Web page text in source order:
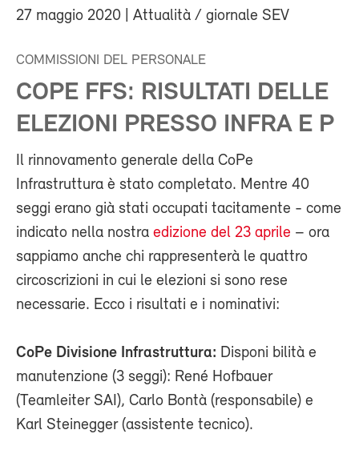
27 maggio 2020 | Attualità / giornale SEV
COMMISSIONI DEL PERSONALE
COPE FFS: RISULTATI DELLE
ELEZIONI PRESSO INFRA E P
Il rinnovamento generale della CoPe
Infrastruttura è stato completato. Mentre 40
seggi erano già stati occupati tacitamente - come
indicato nella nostra edizione del 23 aprile – ora
sappiamo anche chi rappresenterà le quattro
circoscrizioni in cui le elezioni si sono rese
necessarie. Ecco i risultati e i nominativi:
CoPe Divisione Infrastruttura: Disponi bilità e
manutenzione (3 seggi): René Hofbauer
(Teamleiter SAI), Carlo Bontà (responsabile) e
Karl Steinegger (assistente tecnico).